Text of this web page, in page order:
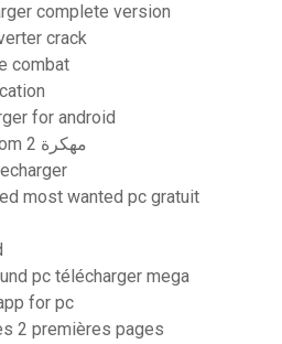
complete version
crack
combat
for android
Telecharger mon talking tom 2 مهكرة
most wanted pc gratuit
pc télécharger mega
for pc
2 premières pages